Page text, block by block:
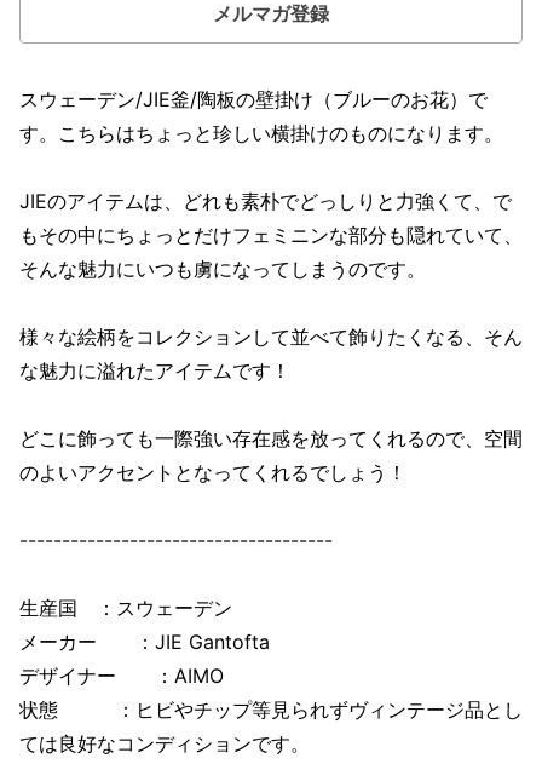
メルマガ登録
スウェーデン/JIE釜/陶板の壁掛け（ブルーのお花）で
す。こちらはちょっと珍しい横掛けのものになります。
JIEのアイテムは、どれも素朴でどっしりと力強くて、で
もその中にちょっとだけフェミニンな部分も隠れていて、
そんな魅力にいつも虜になってしまうのです。
様々な絵柄をコレクションして並べて飾りたくなる、そん
な魅力に溢れたアイテムです！
どこに飾っても一際強い存在感を放ってくれるので、空間
のよいアクセントとなってくれるでしょう！
-------------------------------------
生産国 ：スウェーデン
メーカー ：JIE Gantofta
デザイナー ：AIMO
状態 ：ヒビやチップ等見られずヴィンテージ品とし
ては良好なコンディションです。